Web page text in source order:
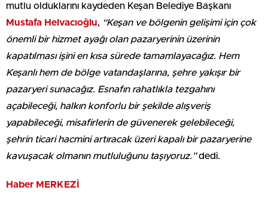
mutlu olduklarını kaydeden Keşan Belediye Başkanı
Mustafa Helvacıoğlu, “Keşan ve bölgenin gelişimi için çok
önemli bir hizmet ayağı olan pazaryerinin üzerinin
kapatılması işini en kısa sürede tamamlayacağız. Hem
Keşanlı hem de bölge vatandaşlarına, şehre yakışır bir
pazaryeri sunacağız. Esnafın rahatlıkla tezgahını
açabileceği, halkın konforlu bir şekilde alışveriş
yapabileceği, misafirlerin de güvenerek gelebileceği,
şehrin ticari hacmini artıracak üzeri kapalı bir pazaryerine
kavuşacak olmanın mutluluğunu taşıyoruz.”dedi.
Haber MERKEZİ